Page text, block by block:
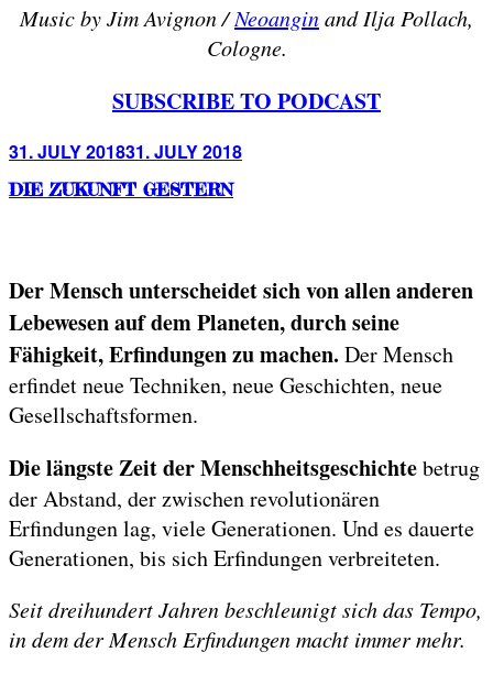
Music by Jim Avignon /Neoanginand Ilja Pollach,
Cologne.
SUBSCRIBE TO PODCAST
Posted
31. JULY 201831. JULY 2018
DIE ZUKUNFT GESTERN
Der Mensch unterscheidet sich von allen anderen
Lebewesen auf dem Planeten, durch seine
Fähigkeit, Erfindungen zu machen. Der Mensch
erfindet neue Techniken, neue Geschichten, neue
Gesellschaftsformen.
Die längste Zeit der Menschheitsgeschichtebetrug
der Abstand, der zwischen revolutionären
Erfindungen lag, viele Generationen. Und es dauerte
Generationen, bis sich Erfindungen verbreiteten.
Seit dreihundert Jahren beschleunigt sich das Tempo,
in dem der Mensch Erfindungen macht immer mehr.